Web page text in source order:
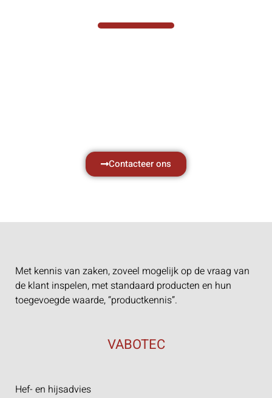
Contacteer ons
Met kennis van zaken, zoveel mogelijk op de vraag van
de klant inspelen, met standaard producten en hun
toegevoegde waarde, “productkennis”.
VABOTEC
Hef- en hijsadvies